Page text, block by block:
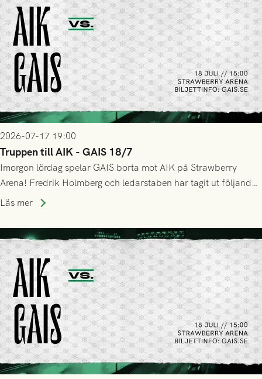
2026-07-17 19:00
Truppen till AIK - GAIS 18/7
Imorgon lördag spelar GAIS borta mot AIK på Strawberry
Arena! Fredrik Holmberg och ledarstaben har tagit ut följande
trupp till matchen:
Läs mer